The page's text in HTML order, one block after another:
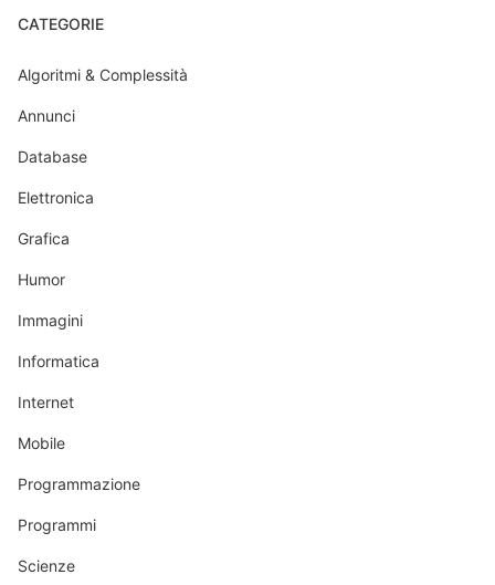
CATEGORIE
Algoritmi & Complessità
Annunci
Database
Elettronica
Grafica
Humor
Immagini
Informatica
Internet
Mobile
Programmazione
Programmi
Scienze